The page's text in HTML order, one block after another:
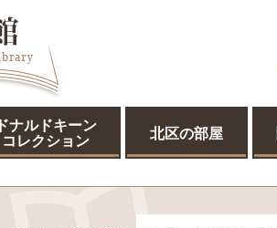
ドナルドキーン
コレクション
北区の部屋